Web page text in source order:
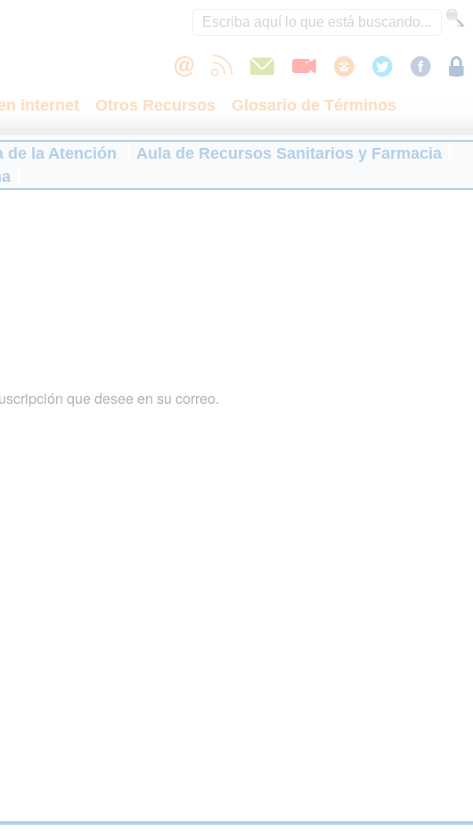
internet Otros Recursos
Glosario de Términos
de la Atención
Aula de Recursos Sanitarios y Farmacia
que desee en su correo.